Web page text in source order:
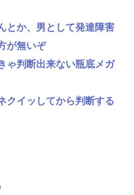
とか、男として発達障害
が無いぞ
ゃ判断出来ない瓶底メガ
クイッしてから判断する